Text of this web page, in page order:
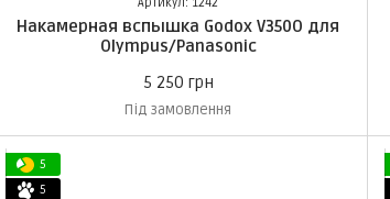
Накамерная вспышка Godox V350O для
Olympus/Panasonic
5 250 грн
Під замовлення
5
5